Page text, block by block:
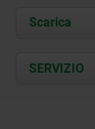
Chi
Contatti
Scarica
SERVIZIO